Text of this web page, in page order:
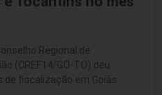
Regional de
(CREF14/GO-TO) deu
fiscalização em Goiás